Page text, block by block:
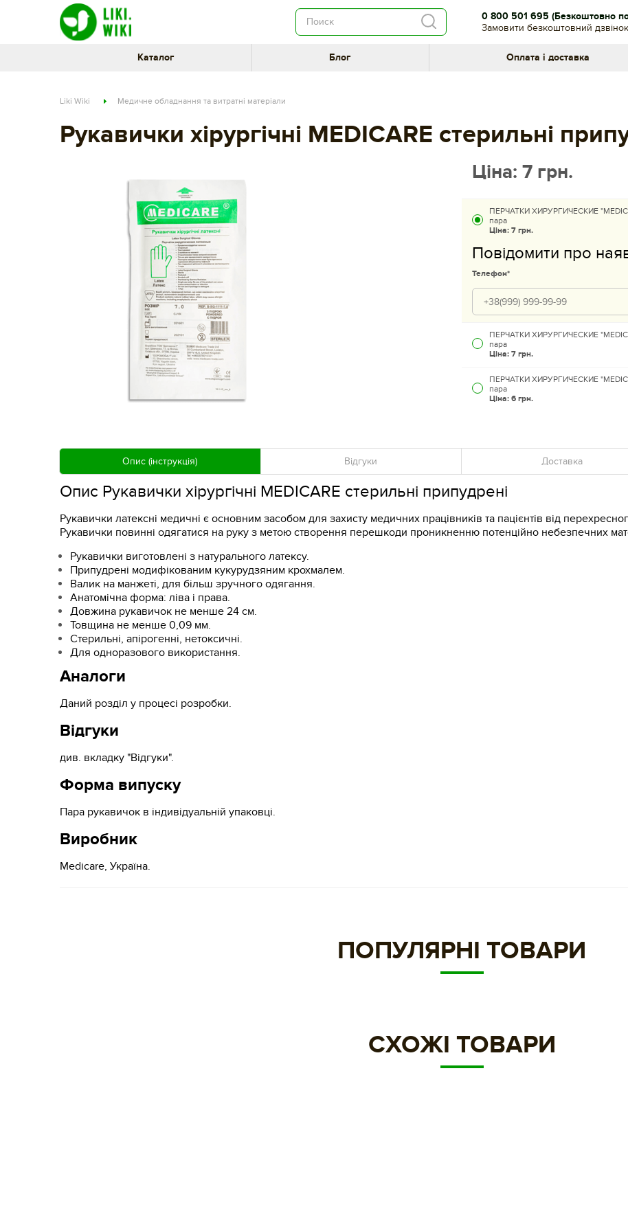
0 800 501 695 (Безкоштовно по
Замовити безкоштовний дзвінок
Каталог Блог Оплата і доставка
Liki Wiki Медичне обладнання та витратні матеріали
Рукавички хірургічні MEDICARE стерильні
Ціна: 7 грн.
ПЕРЧАТКИ ХИРУРГИЧЕСКИЕ
пара
Ціна: 7 грн.
Повідомити про
Телефон*
ПЕРЧАТКИ ХИРУРГИЧЕСКИЕ
пара
Ціна: 7 грн.
ПЕРЧАТКИ ХИРУРГИЧЕСКИЕ
пара
Ціна: 6 грн.
Опис (інструкція) Відгуки Доставка
Опис Рукавички хірургічні MEDICARE стерильні припудрені
Рукавички латексні медичні є основним засобом для захисту медичних працівників та пацієнтів від
Рукавички повинні одягатися на руку з метою створення перешкоди проникненню потенційно небезпечних
Рукавички виготовлені з натурального латексу.
Припудрені модифікованим кукурудзяним крохмалем.
Валик на манжеті, для більш зручного одягання.
Анатомічна форма: ліва і права.
Довжина рукавичок не менше 24 см.
Товщина не менше 0,09 мм.
Стерильні, апірогенні, нетоксичні.
Для одноразового використання.
Аналоги
Даний розділ у процесі розробки.
Відгуки
див. вкладку "Відгуки".
Форма випуску
Пара рукавичок в індивідуальній упаковці.
Виробник
Medicare, Україна.
ПОПУЛЯРНІ ТОВАРИ
СХОЖІ ТОВАРИ